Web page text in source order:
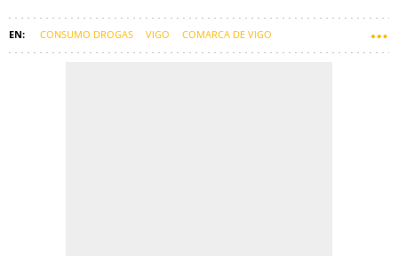
CONSUMO DROGAS VIGO COMARCA DE VIGO